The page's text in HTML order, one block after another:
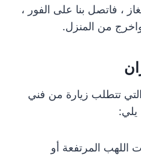
، فاتصل بنا على الفور ،
واخرج من المنزل.
تتطلب زيارة من فني
يلي:
اللهب المرتفعة أو